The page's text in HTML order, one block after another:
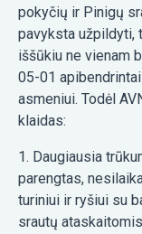
pokyčių ir Pinigų
pavyksta užpildyti,
iššūkiu ne vienam
05-01
asmeniui. Todėl
klaidas:
1. Daugiausia
parengtas,
turiniui ir ryšiui su
srautų